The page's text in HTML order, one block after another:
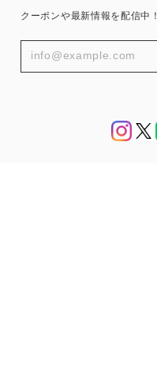
クーポンや最新情報を配信中！